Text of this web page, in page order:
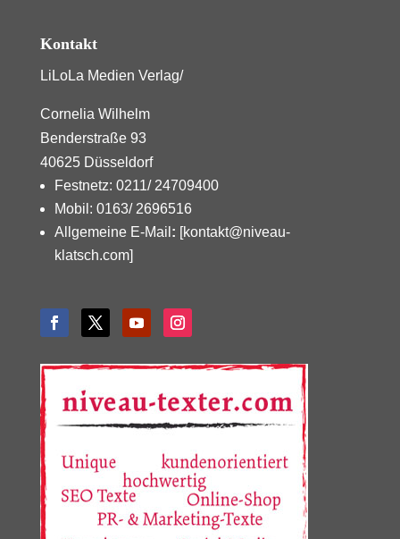
Kontakt
LiLoLa Medien Verlag/
Cornelia Wilhelm
Benderstraße 93
40625 Düsseldorf
Festnetz: 0211/ 24709400
Mobil: 0163/ 2696516
Allgemeine E-Mail : [kontakt@niveau-
klatsch.com]